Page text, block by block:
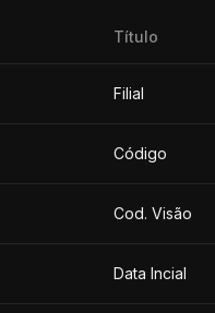
Título
Filial
Código
Cod. Visão
Data Incial